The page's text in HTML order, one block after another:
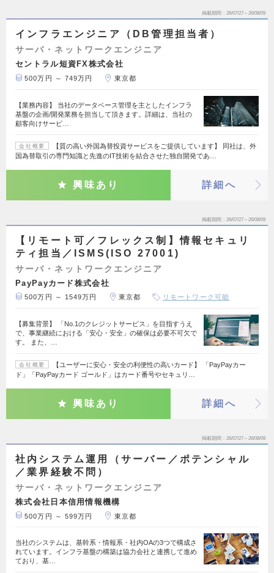
掲載期間 26/07/27～26/08/09
インフラエンジニア（DB管理担当者）
サーバ・ネットワークエンジニア
セントラル短資FX株式会社
500万円 ～ 749万円 東京都
【業務内容】 当社のデータベース管理を主としたインフラ
基盤の企画/開発業務を担当して頂きます。詳細は、当社の
顧客向けサービ…
会社概要
【質の高い外国為替投資サービスをご提供しています】 同社は、外
国為替取引の専門知識と先進のIT技術を結合させた独自開発であ…
興味あり 詳細へ
掲載期間 26/07/27～26/08/09
【リモート可／フレックス制】情報セキュリ
ティ担当／ISMS(ISO 27001)
サーバ・ネットワークエンジニア
PayPayカード株式会社
500万円 ～ 1549万円 東京都 リモートワーク可能
【募集背景】 「No.1のクレジットサービス」を目指すうえ
で、事業継続における「安心・安全」の確保は必要不可欠で
す。 また、…
会社概要
【ユーザーに安心・安全の利便性の高いカード】 「PayPayカー
ド」「PayPayカード ゴールド」はカード番号やセキュリ…
興味あり 詳細へ
掲載期間 26/07/27～26/08/09
社内システム運用（サーバー／ポテンシャル
／業界経験不問）
サーバ・ネットワークエンジニア
株式会社日本信用情報機構
500万円 ～ 599万円 東京都
当社のシステムは、基幹系・情報系・社内OAの3つで構成さ
れています。インフラ基盤の構築は協力会社と連携して進め
ており、基…